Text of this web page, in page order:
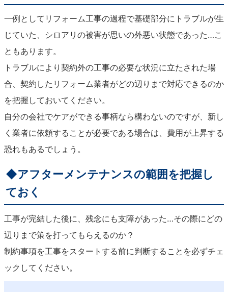
一例としてリフォーム工事の過程で基礎部分にトラブルが生
じていた、シロアリの被害が思いの外悪い状態であった…こ
ともあります。
トラブルにより契約外の工事の必要な状況に立たされた場
合、契約したリフォーム業者がどの辺りまで対応できるのか
を把握しておいてください。
自分の会社でケアができる事柄なら構わないのですが、新し
く業者に依頼することが必要である場合は、費用が上昇する
恐れもあるでしょう。
◆アフターメンテナンスの範囲を把握し
ておく
工事が完結した後に、残念にも支障があった…その際にどの
辺りまで策を打ってもらえるのか？
制約事項を工事をスタートする前に判断することを必ずチェ
ックしてください。